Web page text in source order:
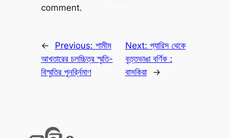
comment.
← Previous: শামীম
আখতারের চলচ্চিত্র স্মৃতি-
বিস্মৃতির পুনর্র্নিমাণ
Next: প্যারিস থেকে
বৃত্তভাঙা বর্ণিক :
বাসকিয়া
→